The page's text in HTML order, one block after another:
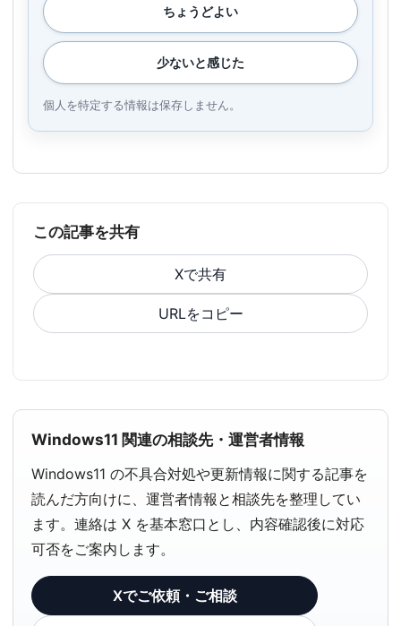
ちょうどよい
少ないと感じた
個人を特定する情報は保存しません。
この記事を共有
Xで共有
URLをコピー
Windows11 関連の相談先・運営者情報
Windows11 の不具合対処や更新情報に関する記事を
読んだ方向けに、運営者情報と相談先を整理してい
ます。連絡は X を基本窓口とし、内容確認後に対応
可否をご案内します。
Xでご依頼・ご相談